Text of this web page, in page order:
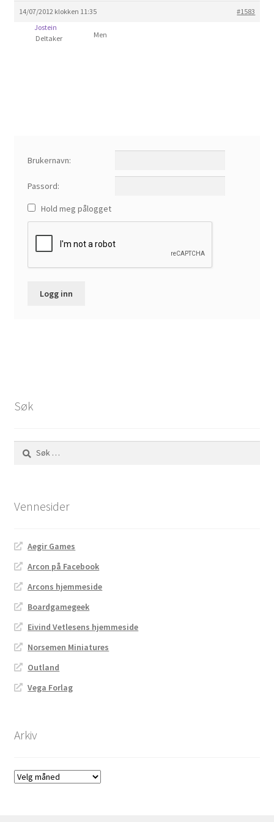
Om spillet
Bilder
14/07/2012 klokken 11:35
#1583
Jostein
Deltaker
Men
Brukernavn:
Passord:
Hold meg pålogget
Logg inn
Søk
Søk
etter:
Vennesider
Aegir Games
Arcon på Facebook
Arcons hjemmeside
Boardgamegeek
Eivind Vetlesens hjemmeside
Norsemen Miniatures
Outland
Vega Forlag
Arkiv
Arkiv